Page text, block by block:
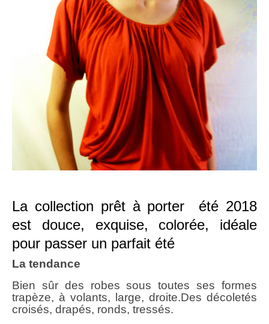
Les hauts été
La collection prêt à porter été 2018
est douce, exquise, colorée, idéale
pour passer un parfait été
La tendance
Bien sûr des robes sous toutes ses formes
trapèze, à volants, large, droite.Des décoletés
croisés, drapés, ronds, tressés.